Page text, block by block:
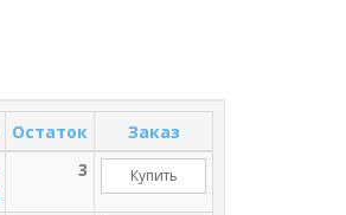
Остаток
Заказ
3 Купить